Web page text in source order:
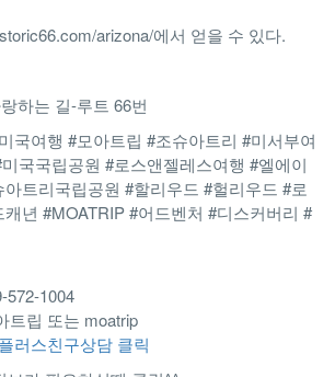
arizona/에서 얻을 수 있다.
하는 길-루트 66번
국여행 #모아트립 #조슈아트리 #미서부여
국국립공원 #로스앤젤레스여행 #엘에이
트리국립공원 #할리우드 #헐리우드 #로
년 #MOATRIP #어드벤처 #디스커버리 #
1004
트립 또는 moatrip
러스친구상담 클릭